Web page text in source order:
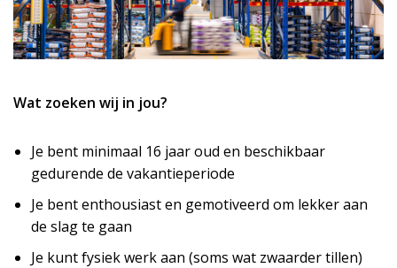
Wat zoeken wij in jou?
Je bent minimaal 16 jaar oud en beschikbaar
gedurende de vakantieperiode
Je bent enthousiast en gemotiveerd om lekker aan
de slag te gaan
Je kunt fysiek werk aan (soms wat zwaarder tillen)